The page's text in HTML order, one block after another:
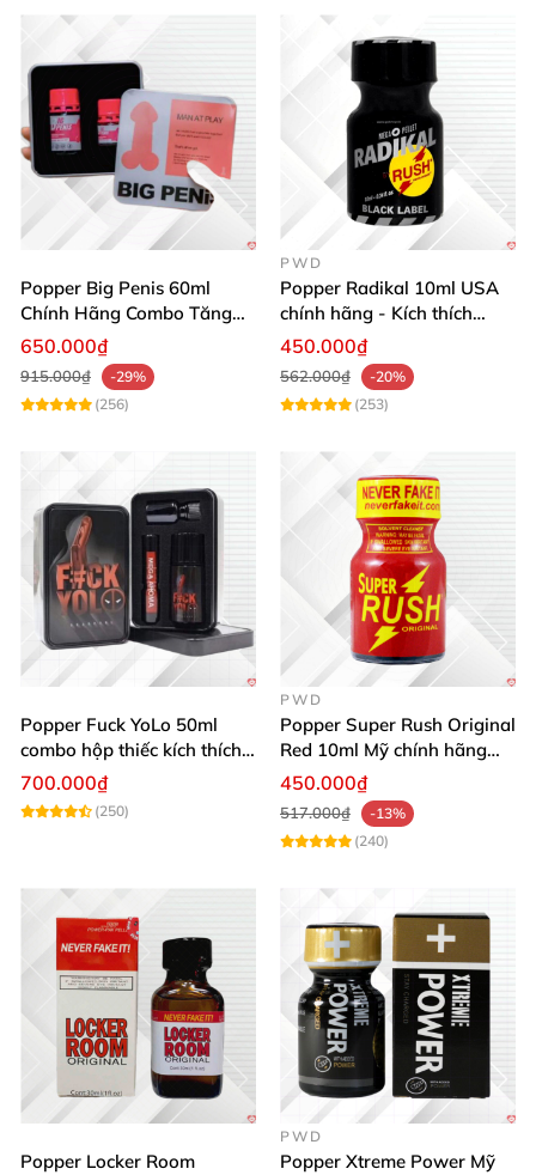
Popper Big Penis 60ml
Chính Hãng Combo Tăng
Phê Mạnh Mẽ Cho Top Bot
650.000₫
915.000₫
-29%
(256)
PWD
Popper Radikal 10ml USA
chính hãng - Kích thích
mạnh mẽ, an toàn
450.000₫
562.000₫
-20%
(253)
Popper Fuck YoLo 50ml
combo hộp thiếc kích thích
Top Bot hiệu quả
700.000₫
(250)
PWD
Popper Super Rush Original
Red 10ml Mỹ chính hãng
tăng khoái cảm cực mạnh
450.000₫
517.000₫
-13%
(240)
Popper Locker Room
PWD
Popper Xtreme Power Mỹ